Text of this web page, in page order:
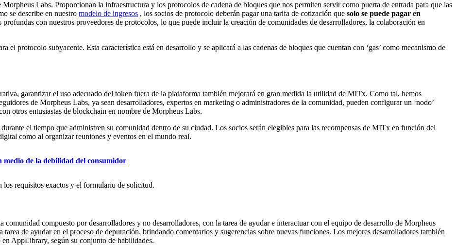
Labs. Proporcionan la infraestructura y los protocolos de cadena de bloques que nos permiten servir como puerta de entrada para que las
se describe en nuestro modelo de ingresos , los socios de protocolo deberán pagar una tarifa de cotización que solo se puede pagar en
con nuestros proveedores de protocolos, lo que puede incluir la creación de comunidades de desarrolladores, la colaboración en
protocolo subyacente. Esta característica está en desarrollo y se aplicará a las cadenas de bloques que cuentan con ‘gas’ como mecanismo de
garantizar el uso adecuado del token fuera de la plataforma también mejorará en gran medida la utilidad de MITx. Como tal, hemos
de Morpheus Labs, ya sean desarrolladores, expertos en marketing o administradores de la comunidad, pueden configurar un ‘nodo’
otros entusiastas de blockchain en nombre de Morpheus Labs.
el tiempo que administren su comunidad dentro de su ciudad. Los socios serán elegibles para las recompensas de MITx en función del
como al organizar reuniones y eventos en el mundo real.
medio de la debilidad del consumidor
requisitos exactos y el formulario de solicitud.
compuesto por desarrolladores y no desarrolladores, con la tarea de ayudar e interactuar con el equipo de desarrollo de Morpheus
de ayudar en el proceso de depuración, brindando comentarios y sugerencias sobre nuevas funciones. Los mejores desarrolladores también
AppLibrary, según su conjunto de habilidades.